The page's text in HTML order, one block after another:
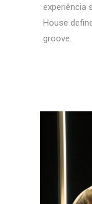
experiência
House
groove.